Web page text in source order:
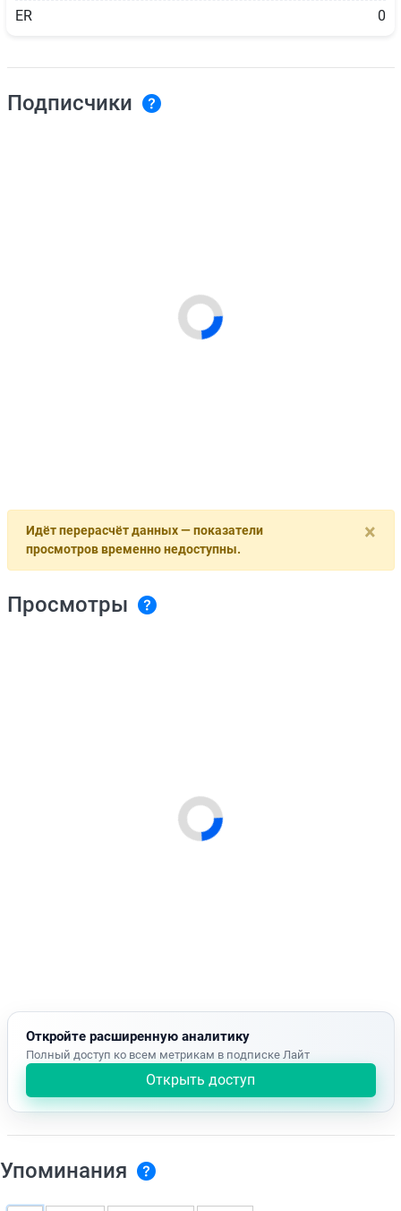
ER 0
Подписчики
×
Идёт перерасчёт данных — показатели
просмотров временно недоступны.
Просмотры
Откройте расширенную аналитику
Полный доступ ко всем метрикам в подписке Лайт
Открыть доступ
Упоминания